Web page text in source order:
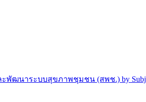
ะพัฒนาระบบสุขภาพชุมชน (สพช.) by